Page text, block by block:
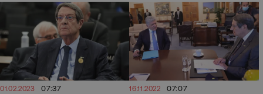
01.02.2023 07:37 16.11.2022 07:07